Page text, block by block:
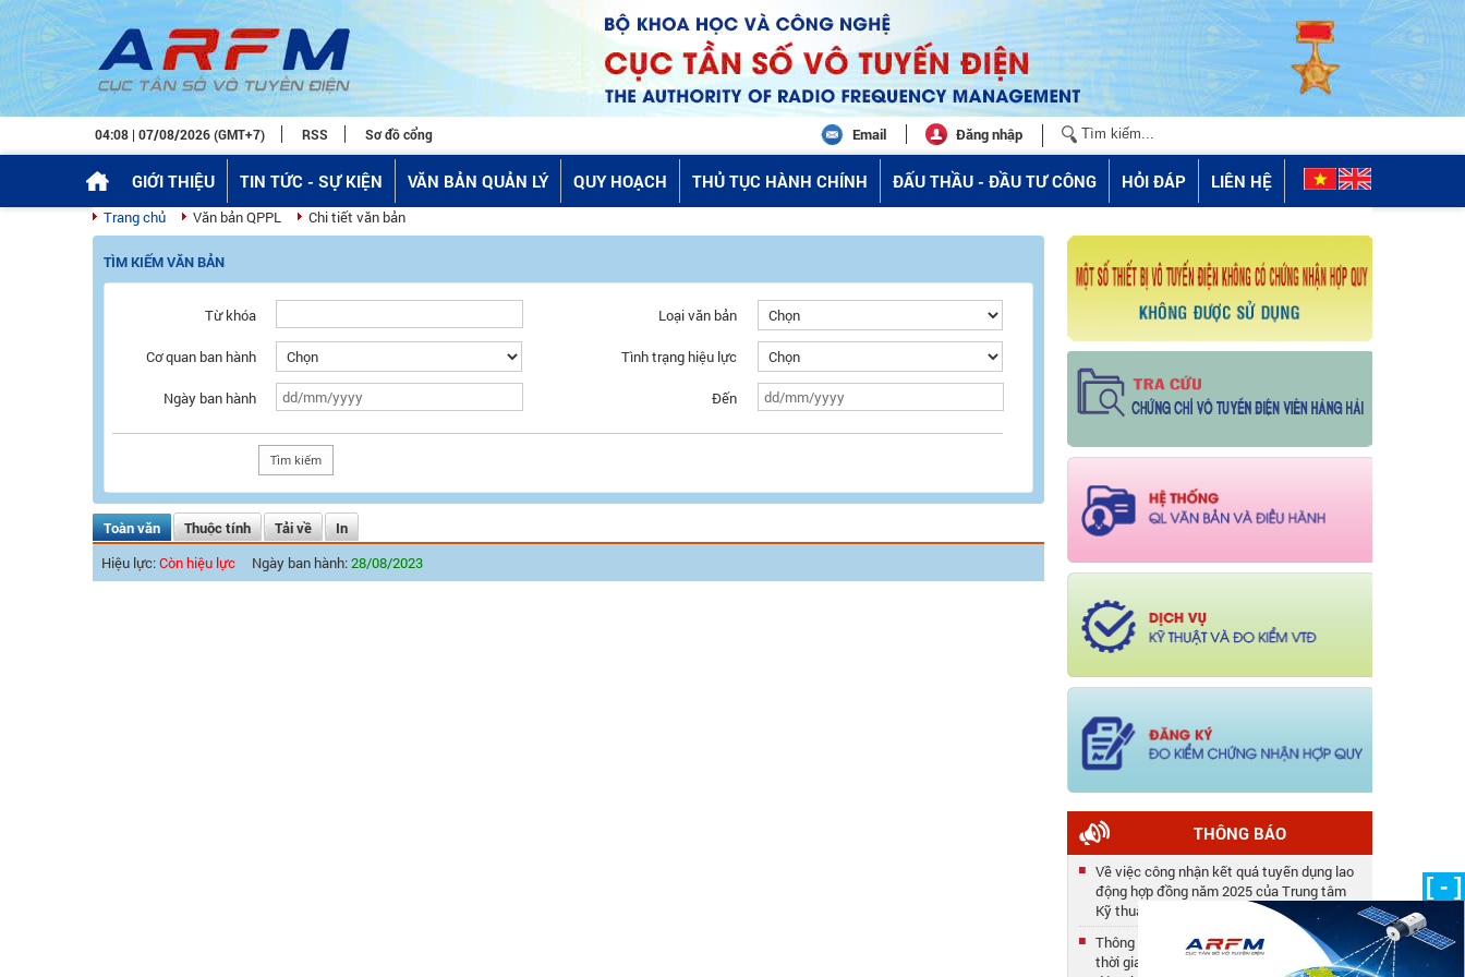
04:08 | 07/08/2026 (GMT+7) RSS Sơ đồ cổng Email Đăng nhập
GIỚI THIỆU TIN TỨC - SỰ KIỆN VĂN BẢN QUẢN LÝ QUY HOẠCH THỦ TỤC HÀNH CHÍNH ĐẤU THẦU - ĐẦU TƯ CÔNG HỎI ĐÁP LIÊN HỆ
Trang chủ Văn bản QPPL Chi tiết văn bản
TÌM KIẾM VĂN BẢN
Từ khóa Loại văn bản
Cơ quan ban hành Tình trạng hiệu lực
Ngày ban hành Đến
Toàn văn Thuộc tính Tải về
In
Hiệu lực:Còn hiệu lực Ngày ban hành:28/08/2023
THÔNG BÁO
Về việc công nhận kết quả tuyển dụng lao
động hợp đồng năm 2025 của Trung tâm
Kỹ thuật
Thông báo số 33/TB-TTKT về việc gia hạn
thời gian tiếp nhận hồ sơ tuyển dụng lao
[ - ]